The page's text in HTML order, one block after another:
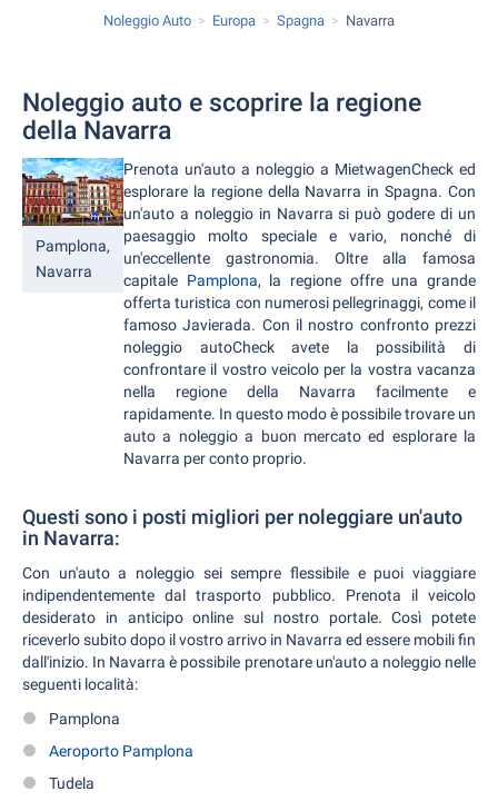
Noleggio Auto Europa Spagna Navarra
Noleggio auto e scoprire la regione
della Navarra
Pamplona,
Navarra
Prenota un'auto a noleggio a MietwagenCheck ed
esplorare la regione della Navarra in Spagna. Con
un'auto a noleggio in Navarra si può godere di un
paesaggio molto speciale e vario, nonché di
un'eccellente gastronomia. Oltre alla famosa
capitale Pamplona, la regione offre una grande
offerta turistica con numerosi pellegrinaggi, come il
famoso Javierada. Con il nostro confronto prezzi
noleggio autoCheck avete la possibilità di
confrontare il vostro veicolo per la vostra vacanza
nella regione della Navarra facilmente e
rapidamente. In questo modo è possibile trovare un
auto a noleggio a buon mercato ed esplorare la
Navarra per conto proprio.
Questi sono i posti migliori per noleggiare un'auto
in Navarra:
Con un'auto a noleggio sei sempre flessibile e puoi viaggiare
indipendentemente dal trasporto pubblico. Prenota il veicolo
desiderato in anticipo online sul nostro portale. Così potete
riceverlo subito dopo il vostro arrivo in Navarra ed essere mobili fin
dall'inizio. In Navarra è possibile prenotare un'auto a noleggio nelle
seguenti località:
Pamplona
Aeroporto Pamplona
Tudela